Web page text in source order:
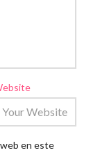
en este